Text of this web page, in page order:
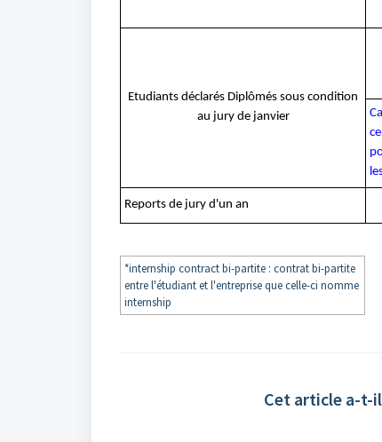
Etudiants déclarés Diplômés sous condition
au jury de janvier
Reports de jury d'un an
*internship contract bi-partite : contrat bi-partite
entre l'étudiant et l'entreprise que celle-ci nomme
internship
Cet article a-t-